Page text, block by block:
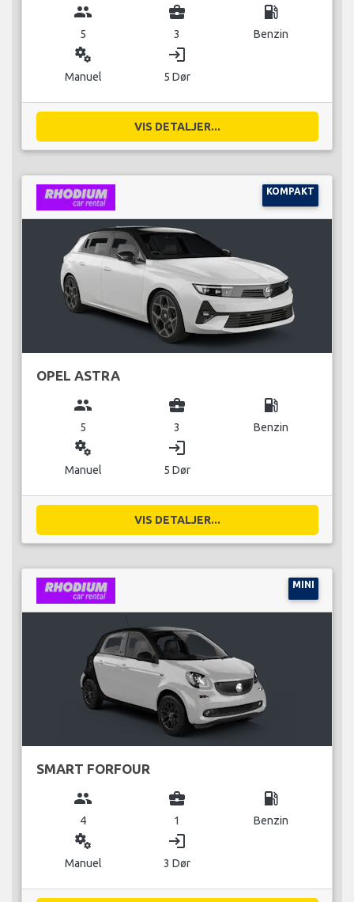
group
5
business_center
3
local_gas_station
Benzin
miscellaneous_services
Manuel
login
5 Dør
VIS DETALJER...
KOMPAKT
OPEL ASTRA
group
5
business_center
3
local_gas_station
Benzin
miscellaneous_services
Manuel
login
5 Dør
VIS DETALJER...
MINI
SMART FORFOUR
group
4
business_center
1
local_gas_station
Benzin
miscellaneous_services
Manuel
login
3 Dør